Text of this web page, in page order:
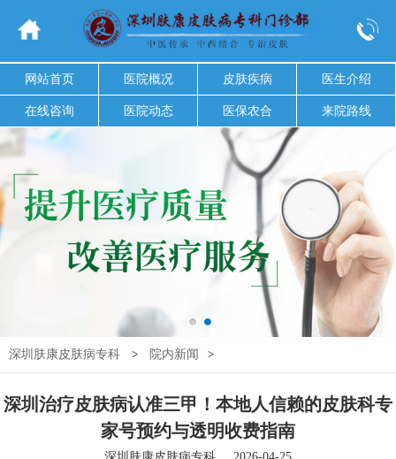
网站首页 医院概况 皮肤疾病 医生介绍
在线咨询 医院动态 医保农合 来院路线
深圳肤康皮肤病专科 > 院内新闻 >
深圳治疗皮肤病认准三甲！本地人信赖的皮肤科专
家号预约与透明收费指南